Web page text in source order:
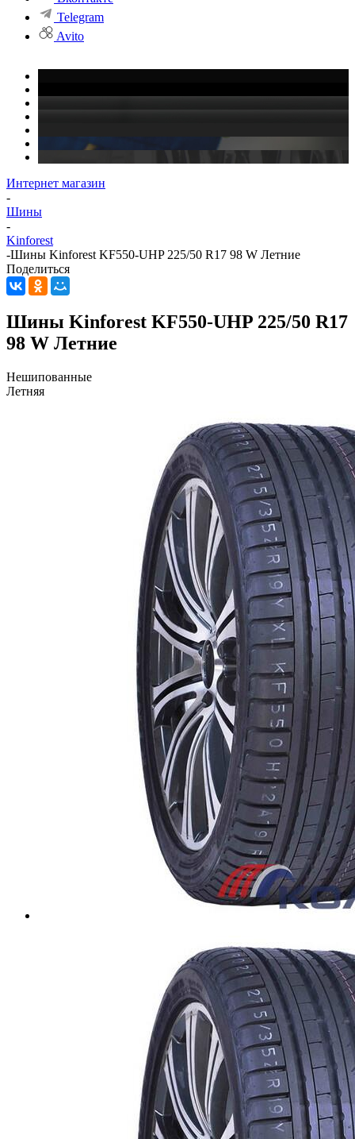
Telegram
Avito
Интернет магазин
-
Шины
-
Kinforest
-Шины Kinforest KF550-UHP 225/50 R17 98 W Летние
Поделиться
Шины Kinforest KF550-UHP 225/50 R17
98 W Летние
Нешипованные
Летняя